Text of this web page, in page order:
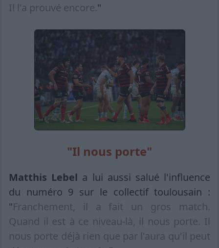
Il l'a prouvé encore."
"Il nous porte"
Matthis Lebel a lui aussi salué l'influence
du numéro 9 sur le collectif toulousain :
"Franchement, il a fait un gros match.
Quand il est à ce niveau-là, il nous porte. Il
nous porte déjà rien que par l'aura qu'il peut